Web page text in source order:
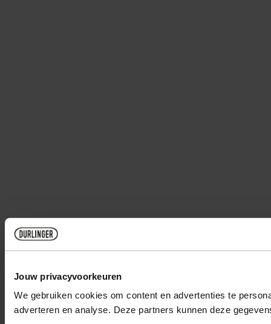
Jouw privacyvoorkeuren
We gebruiken cookies om content en advertenties te
adverteren en analyse. Deze partners kunnen deze